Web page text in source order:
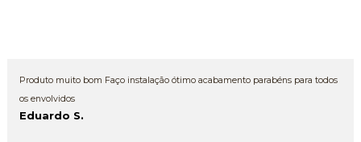
Produto muito bom Faço instalação ótimo acabamento parabéns para todos
os envolvidos
Eduardo S.